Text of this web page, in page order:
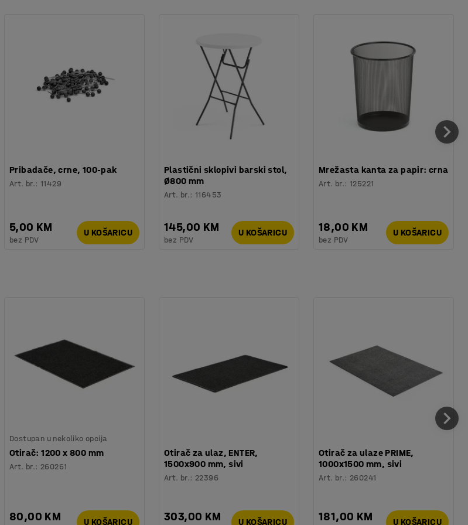
Pribadače, crne, 100-pak
Art. br.:11429
5,00 KM
bez PDV
U KOŠARICU
Plastični sklopivi barski stol,
Ø800 mm
Art. br.:116453
145,00 KM
bez PDV
U KOŠARICU
Mrežasta kanta za papir: crna
Art. br.:125221
18,00 KM
bez PDV
U KOŠARICU
Dostupan u nekoliko opcija
Otirač: 1200 x 800 mm
Art. br.: 260261
80,00 KM U KOŠARICU
Otirač za ulaz, ENTER,
1500x900 mm, sivi
Art. br.: 22396
303,00 KM U KOŠARICU
Otirač za ulaze PRIME,
1000x1500 mm, sivi
Art. br.: 260241
181,00 KM U KOŠARICU